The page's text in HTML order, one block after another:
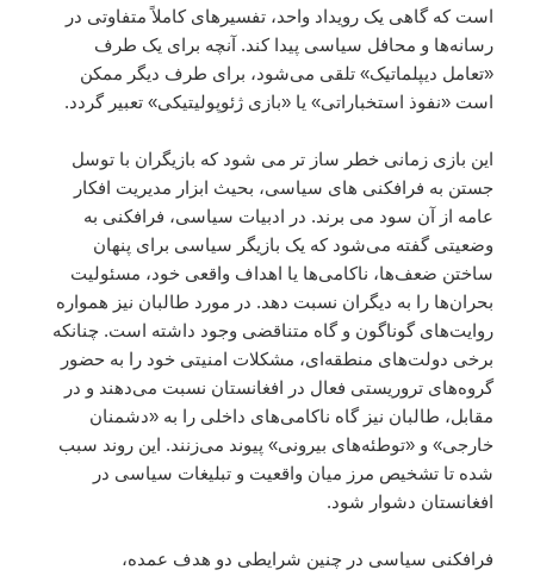
است که گاهی یک رویداد واحد، تفسیرهای کاملاً متفاوتی در
رسانه‌ها و محافل سیاسی پیدا کند. آنچه برای یک طرف
«تعامل دیپلماتیک» تلقی می‌شود، برای طرف دیگر ممکن
است «نفوذ استخباراتی» یا «بازی ژئوپولیتیکی» تعبیر گردد.
این بازی زمانی خطر ساز تر می شود که بازیگران با توسل
جستن به فرافکنی های سیاسی، بحیث ابزار مدیریت افکار
عامه از آن سود می برند. در ادبیات سیاسی، فرافکنی به
وضعیتی گفته می‌شود که یک بازیگر سیاسی برای پنهان
ساختن ضعف‌ها، ناکامی‌ها یا اهداف واقعی خود، مسئولیت
بحران‌ها را به دیگران نسبت دهد. در مورد طالبان نیز همواره
روایت‌های گوناگون و گاه متناقضی وجود داشته است. چنانکه
برخی دولت‌های منطقه‌ای، مشکلات امنیتی خود را به حضور
گروه‌های تروریستی فعال در افغانستان نسبت می‌دهند و در
مقابل، طالبان نیز گاه ناکامی‌های داخلی را به «دشمنان
خارجی» و «توطئه‌های بیرونی» پیوند می‌زنند. این روند سبب
شده تا تشخیص مرز میان واقعیت و تبلیغات سیاسی در
افغانستان دشوار شود.
فرافکنی سیاسی در چنین شرایطی دو هدف عمده،